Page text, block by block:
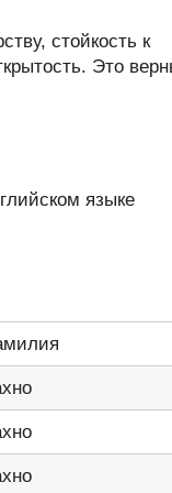
стойкость к
Это
языке